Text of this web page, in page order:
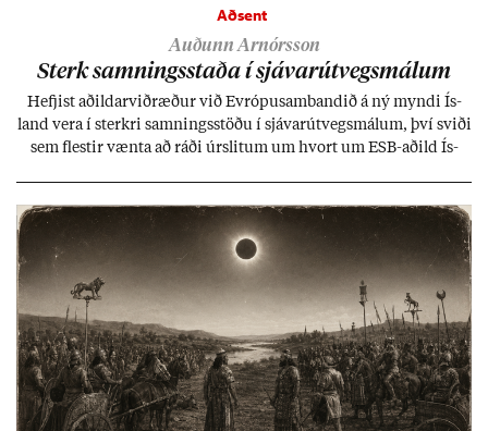
Aðsent
Auðunn Arnórsson
Sterk samn­ings­staða í sjáv­ar­út­vegs­mál­um
Hefj­ist að­ild­ar­við­ræð­ur við Evr­ópu­sam­band­ið á ný myndi Ís­
land vera í sterkri samn­ings­stöðu í sjáv­ar­út­vegs­mál­um, því sviði
sem flest­ir vænta að ráði úr­slit­um um hvort um ESB-að­ild Ís­
kerfi, en sveigj­an­leiki til lausna er um­tals­verð­ur.